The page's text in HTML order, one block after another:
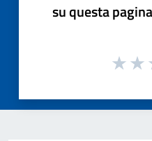
su questa